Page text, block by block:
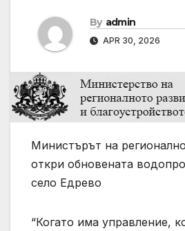
By admin
APR 30, 2026
Министърът на
откри обновената
село Едрево
“Когато има управление,